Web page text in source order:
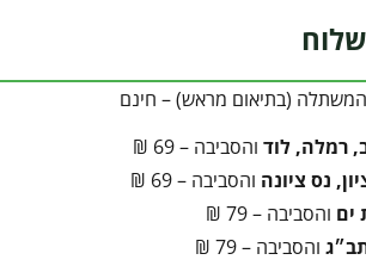
(בתיאום מראש) – חינם
רמלה, לודוהסביבה – 69 ₪
נס ציונה והסביבה – 69 ₪
ים והסביבה – 79 ₪
והסביבה – 79 ₪